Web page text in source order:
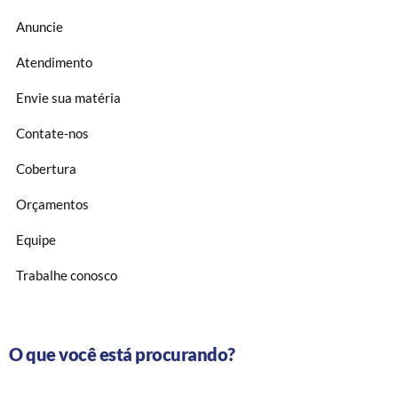
Anuncie
Atendimento
Envie sua matéria
Contate-nos
Cobertura
Orçamentos
Equipe
Trabalhe conosco
O que você está procurando?